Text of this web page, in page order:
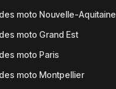
moto Nouvelle-Aquitaine
moto Grand Est
moto Paris
moto Montpellier